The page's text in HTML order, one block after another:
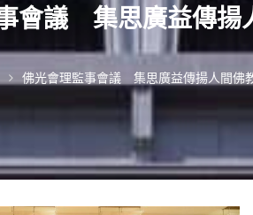
會議 集思廣益傳揚
佛光會理監事會議 集思廣益傳揚人間佛